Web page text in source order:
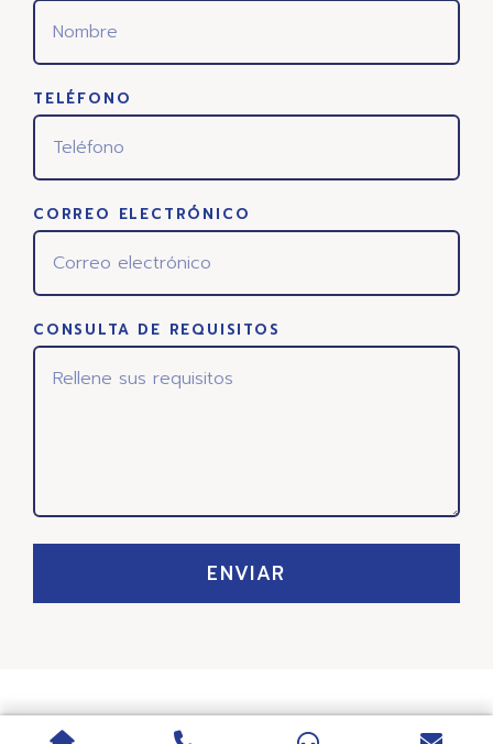
TELÉFONO
CORREO ELECTRÓNICO
CONSULTA DE REQUISITOS
ENVIAR